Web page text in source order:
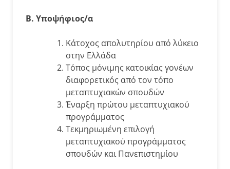
Β. Υποψήφιος/α
Κάτοχος απολυτηρίου από λύκειο
στην Ελλάδα
Τόπος μόνιμης κατοικίας γονέων
διαφορετικός από τον τόπο
μεταπτυχιακών σπουδών
Έναρξη πρώτου μεταπτυχιακού
προγράμματος
Τεκμηριωμένη επιλογή
μεταπτυχιακού προγράμματος
σπουδών και Πανεπιστημίου